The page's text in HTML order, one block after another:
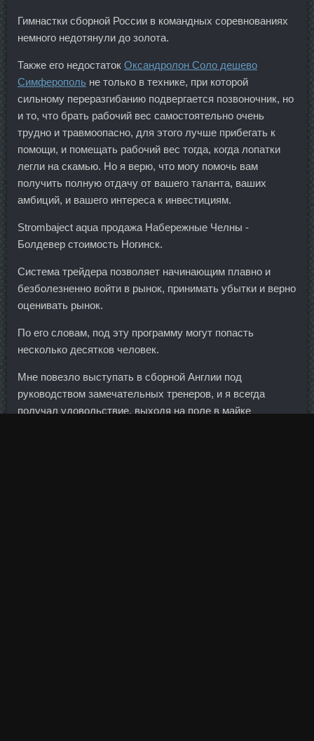
Гимнастки сборной России в командных соревнованиях
немного недотянули до золота.
Также его недостаток Оксандролон Соло дешево
Симферополь не только в технике, при которой
сильному переразгибанию подвергается позвоночник, но
и то, что брать рабочий вес самостоятельно очень
трудно и травмоопасно, для этого лучше прибегать к
помощи, и помещать рабочий вес тогда, когда лопатки
легли на скамью. Но я верю, что могу помочь вам
получить полную отдачу от вашего таланта, ваших
амбиций, и вашего интереса к инвестициям.
Strombaject aqua продажа Набережные Челны -
Болдевер стоимость Ногинск.
Система трейдера позволяет начинающим плавно и
безболезненно войти в рынок, принимать убытки и верно
оценивать рынок.
По его словам, под эту программу могут попасть
несколько десятков человек.
Мне повезло выступать в сборной Англии под
руководством замечательных тренеров, и я всегда
получал удовольствие, выходя на поле в майке